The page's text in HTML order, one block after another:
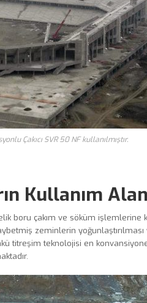
Çakıcı SVR 50 NF kullanılmıştır.
Kullanım
boru çakım ve söküm
zeminlerin
titreşim teknolojisi en